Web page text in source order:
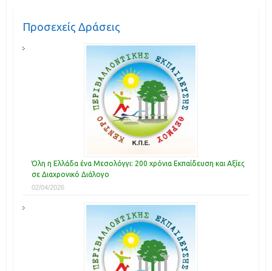
Προσεχείς Δράσεις
Όλη η Ελλάδα ένα Μεσολόγγι: 200 χρόνια Εκπαίδευση και Αξίες
σε Διαχρονικό Διάλογο
02/04/2026